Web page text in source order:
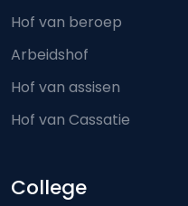
Hof van beroep
Arbeidshof
Hof van assisen
Hof van Cassatie
College